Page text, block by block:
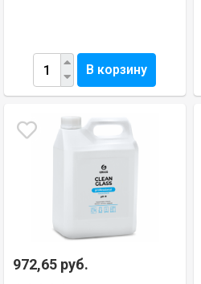
В корзину
972,65 руб.